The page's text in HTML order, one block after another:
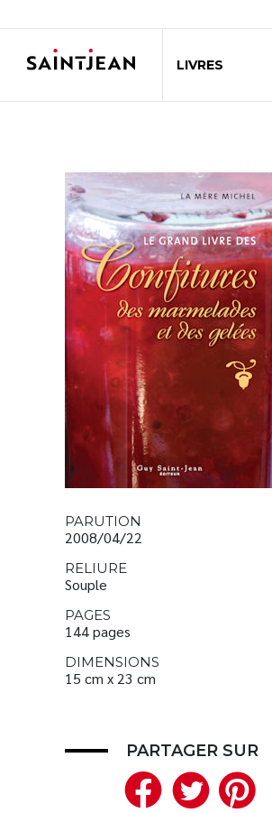
LIVRES
PARUTION
2008/04/22
RELIURE
Souple
PAGES
144 pages
DIMENSIONS
15 cm x 23 cm
PARTAGER SUR